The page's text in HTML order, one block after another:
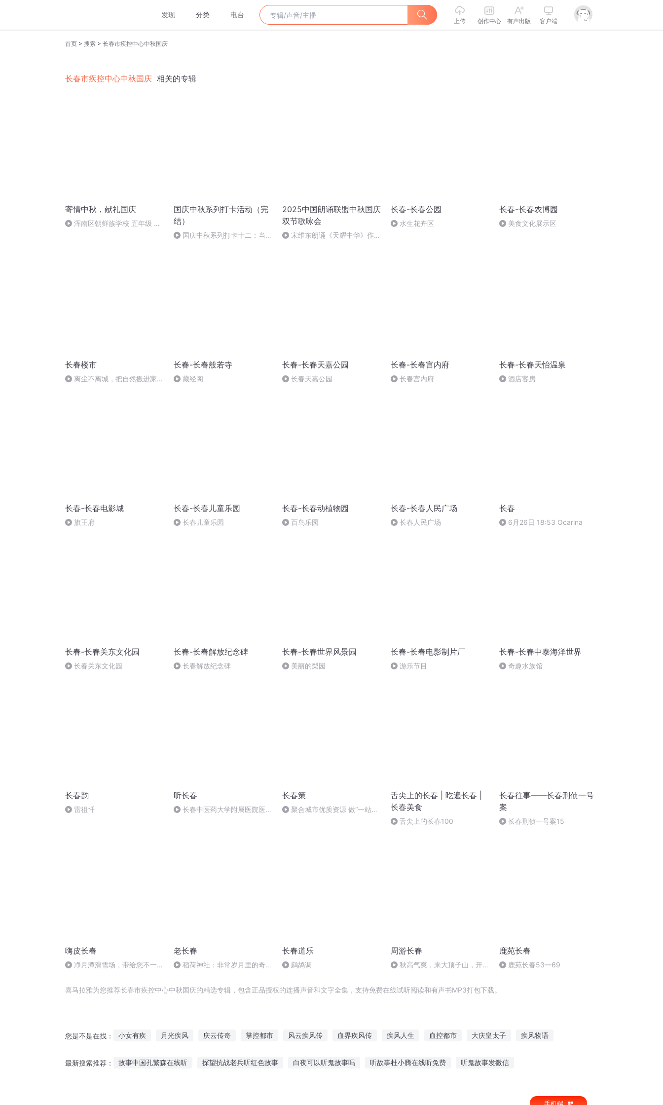
发现 分类 电台
上传 创作中心 有声出版 客户端
首页 > 搜索 > 长春市疾控中心中秋国庆
长春市疾控中心中秋国庆 相关的专辑
寄情中秋，献礼国庆
浑南区朝鲜族学校 五年级 孙
国庆中秋系列打卡活动（完
结）
国庆中秋系列打卡十二：当阳
2025中国朗诵联盟中秋国庆
双节歌咏会
宋维东朗诵《天耀中华》作
长春-长春公园
水生花卉区
长春-长春农博园
美食文化展示区
长春楼市
离尘不离城，把自然搬进家
长春-长春般若寺
藏经阁
长春-长春天嘉公园
长春天嘉公园
长春-长春宫内府
长春宫内府
长春-长春天怡温泉
酒店客房
长春-长春电影城
旗王府
长春-长春儿童乐园
长春儿童乐园
长春-长春动植物园
百鸟乐园
长春-长春人民广场
长春人民广场
长春
6月26日 18:53 Ocarina
长春-长春关东文化园
长春关东文化园
长春-长春解放纪念碑
长春解放纪念碑
长春-长春世界风景园
美丽的梨园
长春-长春电影制片厂
游乐节目
长春-长春中泰海洋世界
奇趣水族馆
长春韵
雷祖忏
听长春
长春中医药大学附属医院医联
长春策
聚合城市优质资源 做“一站式
舌尖上的长春 | 吃遍长春 |
长春美食
舌尖上的长春100
长春往事——长春刑侦一号
案
长春刑侦一号案15
嗨皮长春
净月潭滑雪场，带给您不一样
老长春
稻荷神社：非常岁月里的奇幻
长春道乐
鹧鸪调
周游长春
秋高气爽，来大顶子山，开启
鹿苑长春
鹿苑长春53—69
喜马拉雅为您推荐长春市疾控中心中秋国庆的精选专辑，包含正品授权的连播声音和文字全集，支持免费在线试听阅读和有声书MP3打包下载。
您是不是在找： 小女有疾 月光疾风 庆云传奇 掌控都市 风云疾风传 血界疾风传 疾风人生 血控都市 大庆皇太子 疾风物语
最新搜索推荐： 故事中国孔繁森在线听 探望抗战老兵听红色故事 白夜可以听鬼故事吗 听故事杜小腾在线听免费 听鬼故事发微信